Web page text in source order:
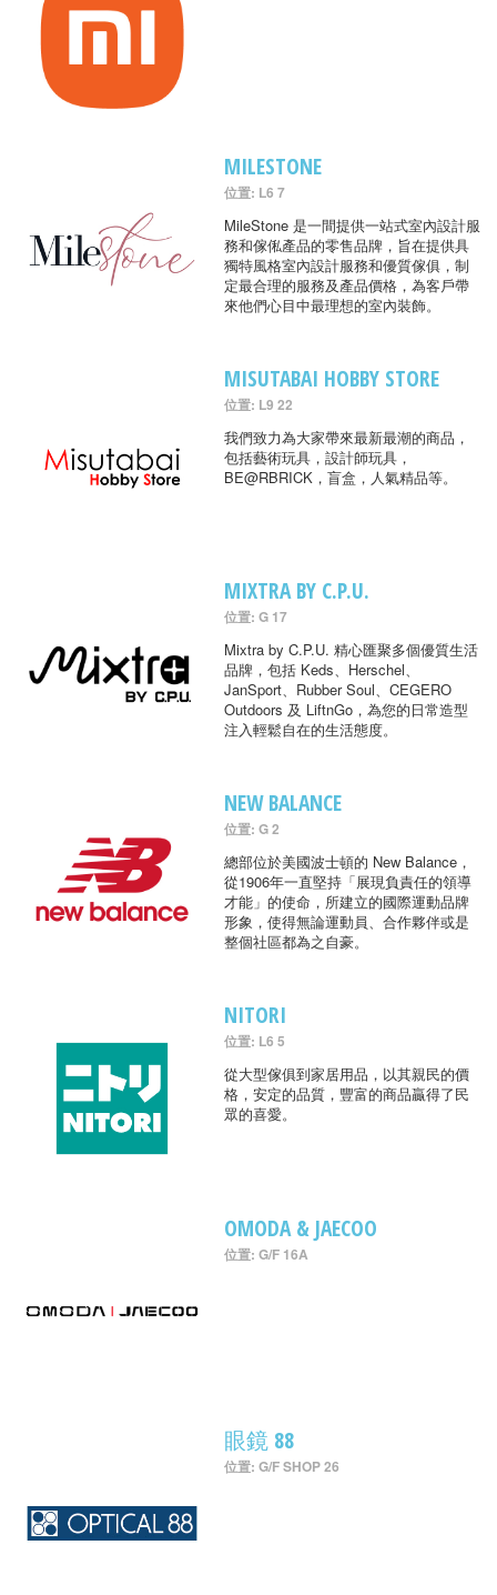
MILESTONE
位置: L6 7
MileStone 是一間提供一站式室內設計服
務和傢俬產品的零售品牌，旨在提供具
獨特風格室內設計服務和優質傢俱，制
定最合理的服務及產品價格，為客戶帶
來他們心目中最理想的室內裝飾。
MISUTABAI HOBBY STORE
位置: L9 22
我們致力為大家帶來最新最潮的商品，
包括藝術玩具，設計師玩具，
BE@RBRICK，盲盒，人氣精品等。
MIXTRA BY C.P.U.
位置: G 17
Mixtra by C.P.U. 精心匯聚多個優質生活
品牌，包括 Keds、Herschel、
JanSport、Rubber Soul、CEGERO
Outdoors 及 LiftnGo，為您的日常造型
注入輕鬆自在的生活態度。
NEW BALANCE
位置: G 2
總部位於美國波士頓的 New Balance，
從1906年一直堅持「展現負責任的領導
才能」的使命，所建立的國際運動品牌
形象，使得無論運動員、合作夥伴或是
整個社區都為之自豪。
NITORI
位置: L6 5
從大型傢俱到家居用品，以其親民的價
格，安定的品質，豐富的商品贏得了民
眾的喜愛。
OMODA & JAECOO
位置: G/F 16A
眼鏡 88
位置: G/F SHOP 26